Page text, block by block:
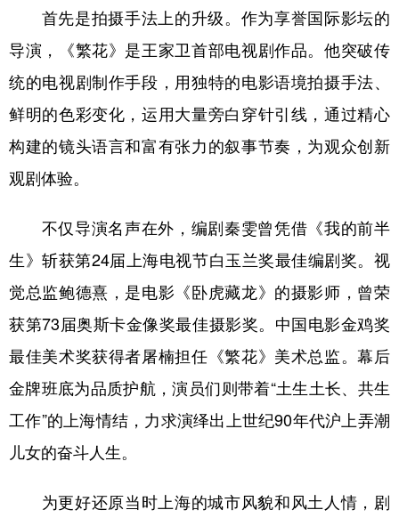
首先是拍摄手法上的升级。作为享誉国际影坛的
导演，《繁花》是王家卫首部电视剧作品。他突破传
统的电视剧制作手段，用独特的电影语境拍摄手法、
鲜明的色彩变化，运用大量旁白穿针引线，通过精心
构建的镜头语言和富有张力的叙事节奏，为观众创新
观剧体验。
不仅导演名声在外，编剧秦雯曾凭借《我的前半
生》斩获第24届上海电视节白玉兰奖最佳编剧奖。视
觉总监鲍德熹，是电影《卧虎藏龙》的摄影师，曾荣
获第73届奥斯卡金像奖最佳摄影奖。中国电影金鸡奖
最佳美术奖获得者屠楠担任《繁花》美术总监。幕后
金牌班底为品质护航，演员们则带着“土生土长、共生
工作”的上海情结，力求演绎出上世纪90年代沪上弄潮
儿女的奋斗人生。
为更好还原当时上海的城市风貌和风土人情，剧